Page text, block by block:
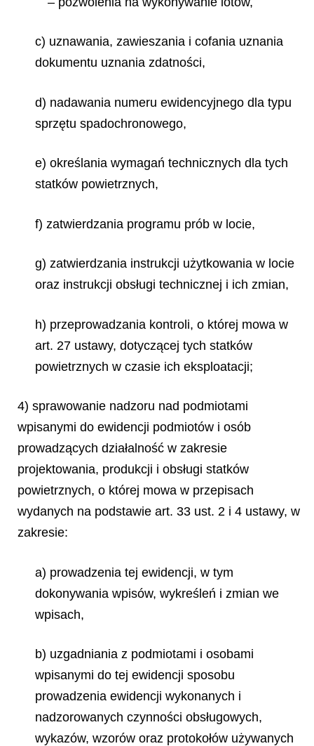
c) uznawania, zawieszania i cofania uznania
dokumentu uznania zdatności,
d) nadawania numeru ewidencyjnego dla typu
sprzętu spadochronowego,
e) określania wymagań technicznych dla tych
statków powietrznych,
f) zatwierdzania programu prób w locie,
g) zatwierdzania instrukcji użytkowania w locie
oraz instrukcji obsługi technicznej i ich zmian,
h) przeprowadzania kontroli, o której mowa w
art. 27 ustawy, dotyczącej tych statków
powietrznych w czasie ich eksploatacji;
4) sprawowanie nadzoru nad podmiotami
wpisanymi do ewidencji podmiotów i osób
prowadzących działalność w zakresie
projektowania, produkcji i obsługi statków
powietrznych, o której mowa w przepisach
wydanych na podstawie art. 33 ust. 2 i 4 ustawy, w
zakresie:
a) prowadzenia tej ewidencji, w tym
dokonywania wpisów, wykreśleń i zmian we
wpisach,
b) uzgadniania z podmiotami i osobami
wpisanymi do tej ewidencji sposobu
prowadzenia ewidencji wykonanych i
nadzorowanych czynności obsługowych,
wykazów, wzorów oraz protokołów używanych